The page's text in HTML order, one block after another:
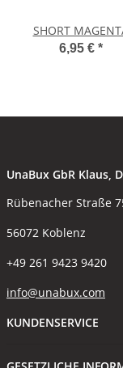
SHORT
6,95 € *
UnaBux GbR Klaus,
Rübenacher Straße
56072 Koblenz
+49 261 9423 9420
info@unabux.com
KUNDENSERVICE